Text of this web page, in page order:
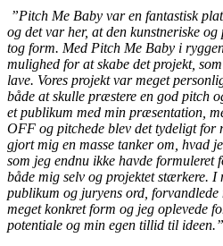
”Pitch Me Baby var en fantastisk
og det var her, at den kunstneriske
tog form. Med Pitch Me Baby i
mulighed for at skabe det projekt,
lave. Vores projekt var meget
både at skulle præstere en god pitch
et publikum med min præsentation,
OFF og pitchede blev det tydeligt for
gjort mig en masse tanker om, hvad
som jeg endnu ikke havde formuleret
både mig selv og projektet stærkere. I
publikum og juryens ord,
meget konkret form og jeg oplevede
potentiale og min egen tillid til ideen.”